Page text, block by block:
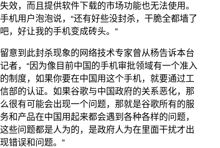
失效，而且提供软件下载的市场功能也无法使用。
手机用户泡泡说，“还有好些没封杀，干脆全都墙了
吧，好让我的手机变成砖头。”
留意到此封杀现象的网络技术专家曾从杨告诉本台
记者，“因为像目前中国的手机审批领域有一个准入
的制度，如果你要在中国用这个手机，就要通过工
信部的认证。如果谷歌与中国政府的关系恶化，那
么很有可能会出现一个问题，那就是谷歌所有的服
务和产品在中国用起来都会遇到各种各样的问题，
这些问题都是人为的，是政府人为在里面干扰才出
现错误和问题。”